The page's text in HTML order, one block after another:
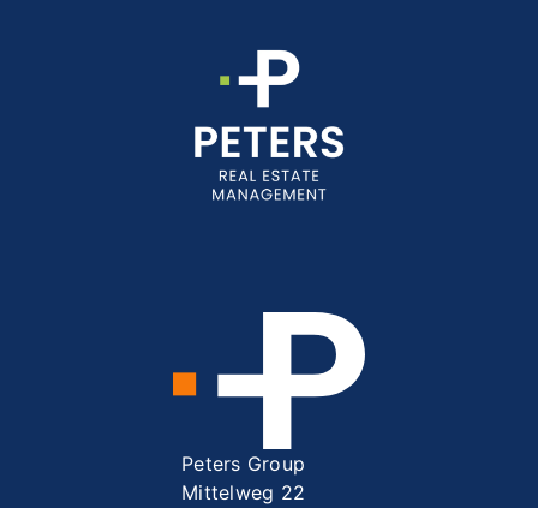
Peters Group
Mittelweg 22